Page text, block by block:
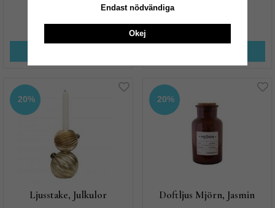
239 kr
239 kr
20%
Ljusstake, Julkulor
20%
Doftljus Mjörn, Jasmin
Endast nödvändiga
Okej